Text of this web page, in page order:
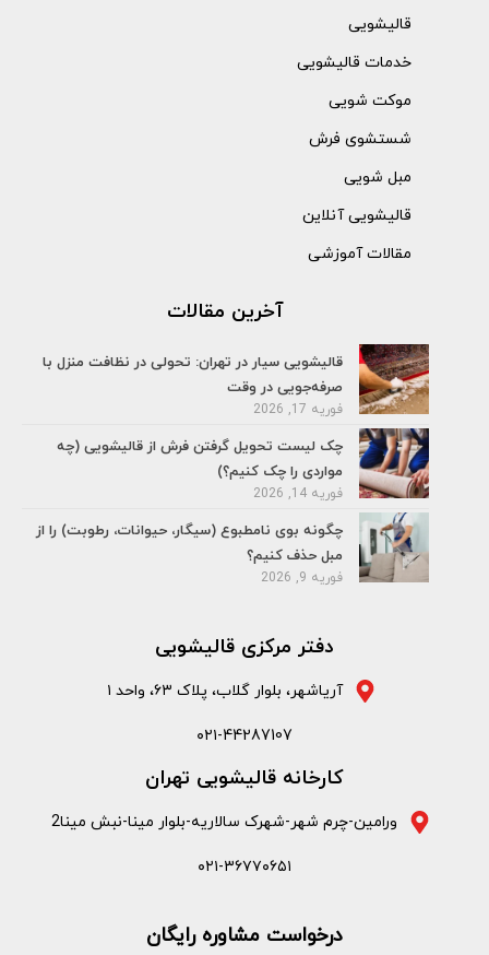
قالیشویی
خدمات قالیشویی
موکت شویی
شستشوی فرش
مبل شویی
قالیشویی آنلاین
مقالات آموزشی
آخرین مقالات
قالیشویی سیار در تهران: تحولی در نظافت منزل با
صرفه‌جویی در وقت
فوریه 17, 2026
چک لیست تحویل گرفتن فرش از قالیشویی (چه
مواردی را چک کنیم؟)
فوریه 14, 2026
چگونه بوی نامطبوع (سیگار، حیوانات، رطوبت) را از
مبل حذف کنیم؟
فوریه 9, 2026
دفتر مرکزی قالیشویی
آریاشهر، بلوار گلاب، پلاک ۶۳، واحد ۱
۰۲۱-44287107
کارخانه قالیشویی تهران
ورامین-چرم شهر-شهرک سالاریه-بلوار مینا-نبش مینا2
۰۲۱-۳۶۷۷۰۶۵۱
درخواست مشاوره رایگان